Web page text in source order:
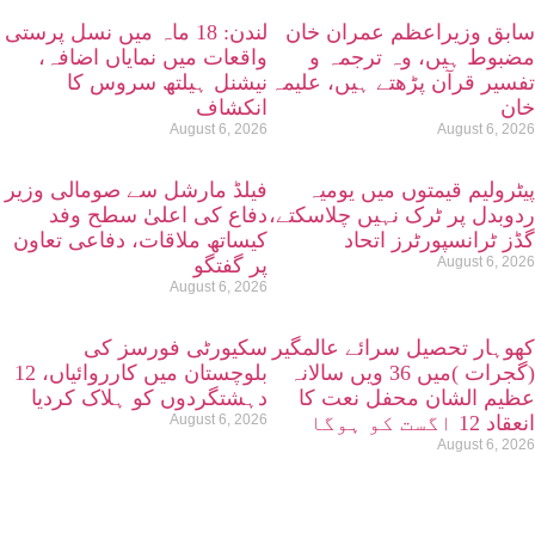
لندن: 18 ماہ میں نسل پرستی
واقعات میں نمایاں اضافہ،
نیشنل ہیلتھ سروس کا
انکشاف
August 6, 2026
سابق وزیراعظم عمران خان
مضبوط ہیں، وہ ترجمہ و
تفسیر قرآن پڑھتے ہیں، علیمہ
خان
August 6, 2026
فیلڈ مارشل سے صومالی وزیر
دفاع کی اعلیٰ سطح وفد
کیساتھ ملاقات، دفاعی تعاون
پر گفتگو
August 6, 2026
پیٹرولیم قیمتوں میں یومیہ
ردوبدل پر ٹرک نہیں چلاسکتے،
گڈز ٹرانسپورٹرز اتحاد
August 6, 2026
سکیورٹی فورسز کی
بلوچستان میں کارروائیاں، 12
دہشتگردوں کو ہلاک کردیا
August 6, 2026
کھوہار تحصیل سرائے عالمگیر
(گجرات )میں 36 ویں سالانہ
عظیم الشان محفل نعت کا
انعقاد 12 اگست کو ہوگا
August 6, 2026